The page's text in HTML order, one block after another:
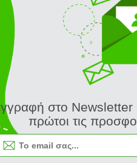
ΣΧΕΤΙΚΑ
στο Newsletter
πρώτοι τις